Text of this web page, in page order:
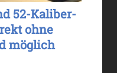
52-Kaliber-
ohne
möglich